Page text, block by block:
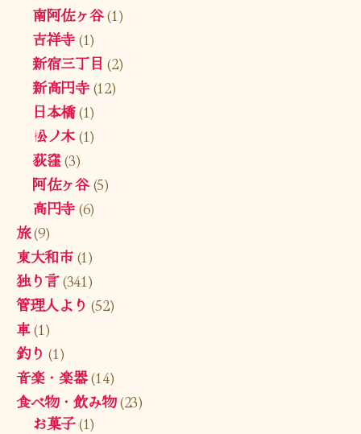
南阿佐ヶ谷(1)
吉祥寺(1)
新宿三丁目 (2)
新高円寺(12)
日本橋(1)
松ノ木(1)
荻窪(3)
阿佐ヶ谷(5)
高円寺(6)
旅(9)
東大和市(1)
独り言(341)
管理人より (52)
車(1)
釣り (1)
音楽・楽器(14)
食べ物・飲み物(23)
お菓子(1)